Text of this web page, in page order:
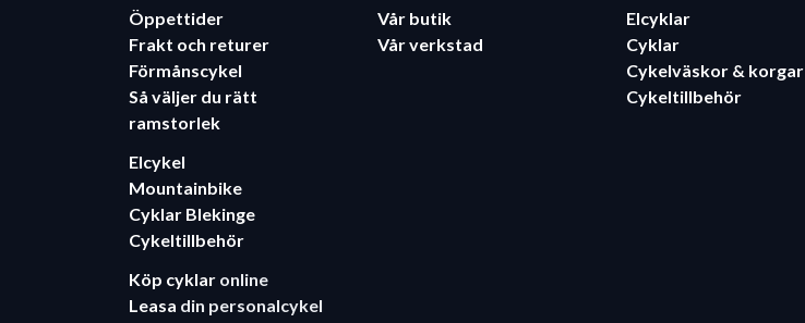
Öppettider
Frakt och returer
Förmånscykel
Så väljer du rätt
ramstorlek
Elcykel
Mountainbike
Cyklar Blekinge
Cykeltillbehör
Köp cyklar online
Leasa din personalcykel
Vår butik
Vår verkstad
Elcyklar
Cyklar
Cykelväskor & korgar
Cykeltillbehör